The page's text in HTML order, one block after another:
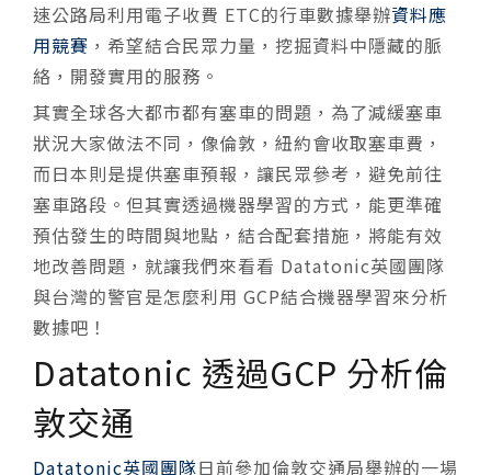
速公路局利用電子收費 ETC的行車數據舉辦資料應
用競賽 ，希望結合民眾力量，挖掘資料中隱藏的脈
絡，開發實用的服務。
其實全球各大都市都有塞車的問題，為了減緩塞車
狀況大家做法不同，像倫敦，紐約會收取塞車費，
而日本則是提供塞車預報，讓民眾參考，避免前往
塞車路段。但其實透過機器學習的方式，能更準確
預估發生的時間與地點，結合配套措施，將能有效
地改善問題，就讓我們來看看 Datatonic英國團隊
與台灣的警官是怎麼利用 GCP結合機器學習來分析
數據吧！
Datatonic 透過GCP 分析倫
敦交通
Datatonic英國團隊日前參加倫敦交通局舉辦的一場